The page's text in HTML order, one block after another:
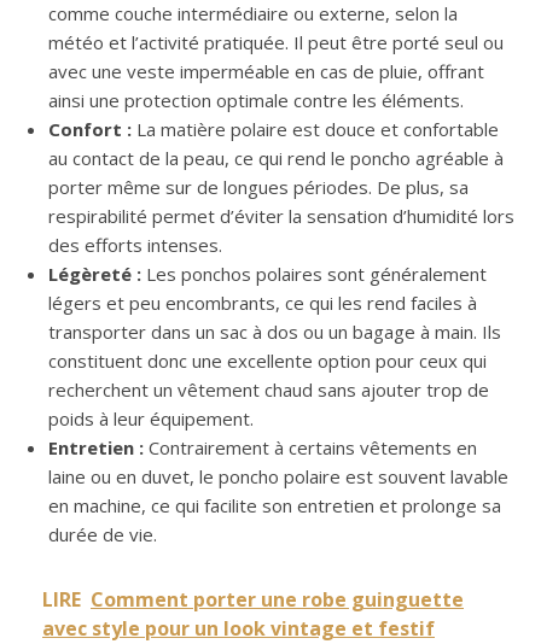
comme couche intermédiaire ou externe, selon la
météo et l’activité pratiquée. Il peut être porté seul ou
avec une veste imperméable en cas de pluie, offrant
ainsi une protection optimale contre les éléments.
Confort : La matière polaire est douce et confortable
au contact de la peau, ce qui rend le poncho agréable à
porter même sur de longues périodes. De plus, sa
respirabilité permet d’éviter la sensation d’humidité lors
des efforts intenses.
Légèreté : Les ponchos polaires sont généralement
légers et peu encombrants, ce qui les rend faciles à
transporter dans un sac à dos ou un bagage à main. Ils
constituent donc une excellente option pour ceux qui
recherchent un vêtement chaud sans ajouter trop de
poids à leur équipement.
Entretien : Contrairement à certains vêtements en
laine ou en duvet, le poncho polaire est souvent lavable
en machine, ce qui facilite son entretien et prolonge sa
durée de vie.
LIRE Comment porter une robe guinguette
avec style pour un look vintage et festif